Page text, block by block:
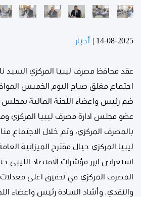
14-08-2025 أخبار
عقد محافظ مصرف ليبيا المركزي
ضم رئيس واعضاء اللجنة المالية بمجلس
عضو مجلس ادارة مصرف ليبيا المركزي
بالمصرف المركزي، وتم خلال
المصرف المركزي في تحقيق اعلى معدلات
والنقدي. وأشاد السادة رئيس واعضاء